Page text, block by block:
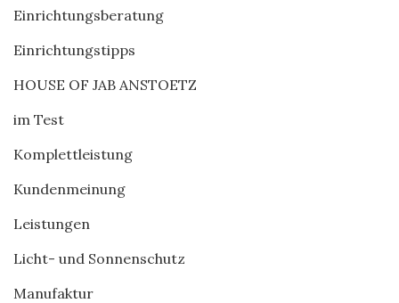
Einrichtungsberatung
Einrichtungstipps
HOUSE OF JAB ANSTOETZ
im Test
Komplettleistung
Kundenmeinung
Leistungen
Licht- und Sonnenschutz
Manufaktur